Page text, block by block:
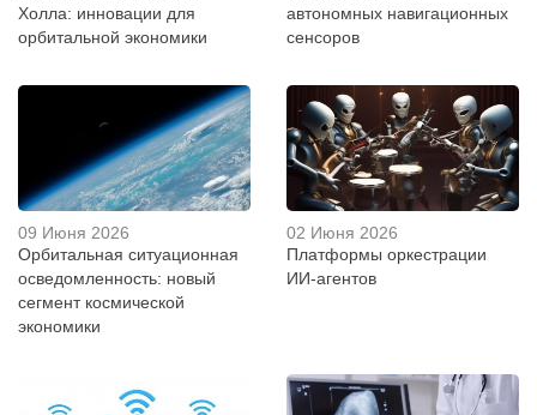
Холла: инновации для
орбитальной экономики
автономных навигационных
сенсоров
09 Июня 2026
Орбитальная ситуационная
осведомленность: новый
сегмент космической
экономики
02 Июня 2026
Платформы оркестрации
ИИ-агентов